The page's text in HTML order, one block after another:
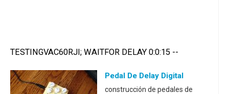
TESTINGVAC60RJI; WAITFOR DELAY 0:0:15 --
Pedal De Delay Digital
construcción de pedales de